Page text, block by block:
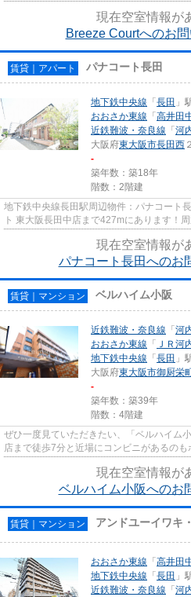
を軽減するのが、敷地内ごみ置...
現在空室情報が
Breeze Courtへのお
賃貸｜アパート パナコート長田
地下鉄中央線 「長田 」
おおさか東線 「高井田
近鉄難波・奈良線 「河
大阪府東大阪市長田西
-
築年数：築18年
階数：2階建
地下鉄中央線長田駅周辺物件：パナコート
ト 東大阪長田中店まで427mにあります！
す！初期費用のカード決済が...
現在空室情報が
パナコート長田へのお
賃貸｜マンション ベルハイム小阪
近鉄難波・奈良線 「河
おおさか東線 「 ＪＲ河
地下鉄中央線 「長田 」
大阪府東大阪市御厨栄
-
築年数：築39年
階数：4階建
ぜひ一度見ていただきたい、「ベルハイム
店まで徒歩7分と近場にコンビニがあるのも
敷地内ごみ置き場などが備わっ...
現在空室情報が
ベルハイム小阪へのお
賃貸｜マンション アンドユーイワキ
おおさか東線 「高井田
地下鉄中央線 「長田 」
近鉄難波・奈良線 「河